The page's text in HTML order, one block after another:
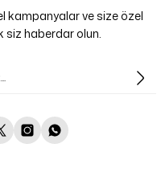
kampanyalar ve size özel
siz haberdar olun.